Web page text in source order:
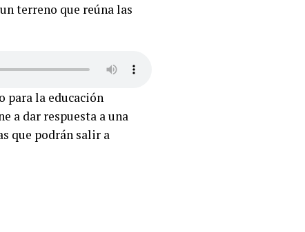
terreno que reúna las
para la educación
a dar respuesta a una
que podrán salir a